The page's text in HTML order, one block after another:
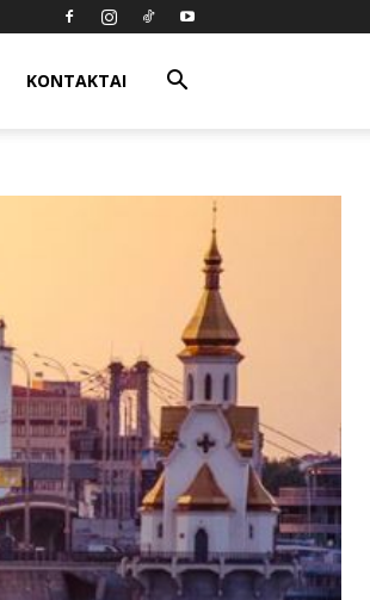
KONTAKTAI